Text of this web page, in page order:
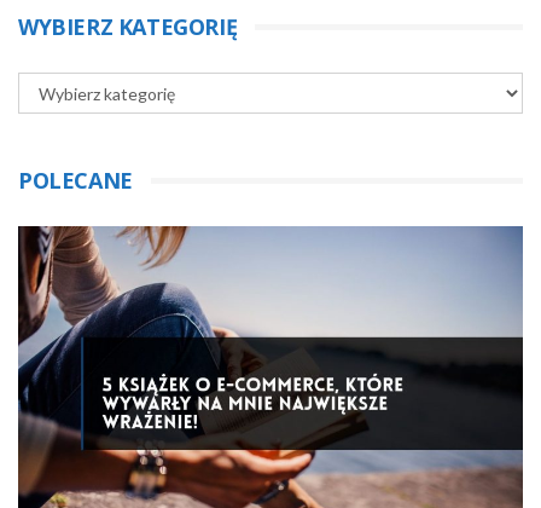
WYBIERZ KATEGORIĘ
POLECANE